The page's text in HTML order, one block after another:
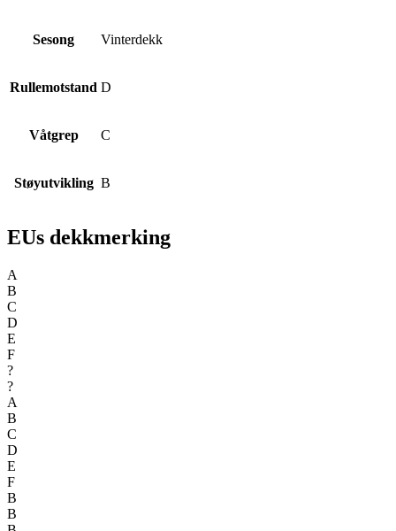
Sesong Vinterdekk
Rullemotstand D
Våtgrep C
Støyutvikling B
EUs dekkmerking
A
B
C
D
E
F
?
?
A
B
C
D
E
F
B
B